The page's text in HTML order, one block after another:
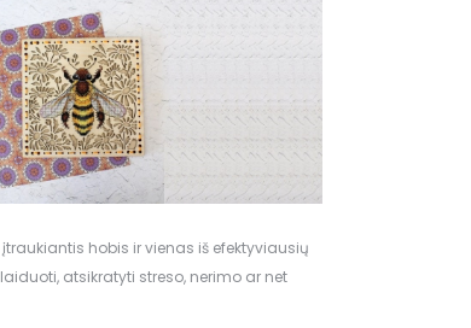
hobis ir vienas iš efektyviausių
atsikratyti streso, nerimo ar net